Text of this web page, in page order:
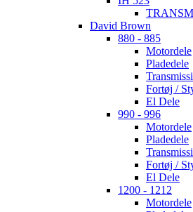
David Brown
880 - 885
Motordele
Pladedele
Fortøj /
El Dele
990 - 996
Motordele
Pladedele
Fortøj /
El Dele
1200 - 1212
Motordele